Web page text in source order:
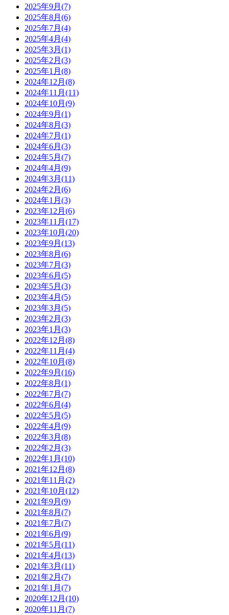
2025年9月(7)
2025年8月(6)
2025年7月(4)
2025年4月(4)
2025年3月(1)
2025年2月(3)
2025年1月(8)
2024年12月(8)
2024年11月(11)
2024年10月(9)
2024年9月(1)
2024年8月(3)
2024年7月(1)
2024年6月(3)
2024年5月(7)
2024年4月(9)
2024年3月(11)
2024年2月(6)
2024年1月(3)
2023年12月(6)
2023年11月(17)
2023年10月(20)
2023年9月(13)
2023年8月(6)
2023年7月(3)
2023年6月(5)
2023年5月(3)
2023年4月(5)
2023年3月(5)
2023年2月(3)
2023年1月(3)
2022年12月(8)
2022年11月(4)
2022年10月(8)
2022年9月(16)
2022年8月(1)
2022年7月(7)
2022年6月(4)
2022年5月(5)
2022年4月(9)
2022年3月(8)
2022年2月(3)
2022年1月(10)
2021年12月(8)
2021年11月(2)
2021年10月(12)
2021年9月(9)
2021年8月(7)
2021年7月(7)
2021年6月(9)
2021年5月(11)
2021年4月(13)
2021年3月(11)
2021年2月(7)
2021年1月(7)
2020年12月(10)
2020年11月(7)